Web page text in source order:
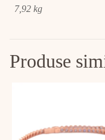
7,92 kg
Produse